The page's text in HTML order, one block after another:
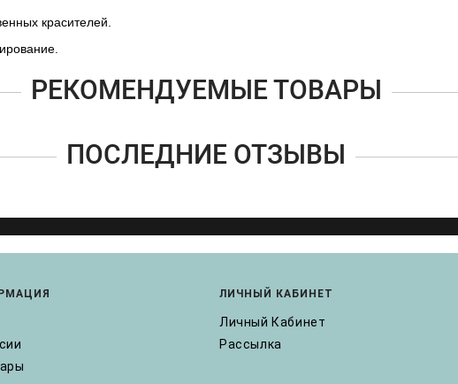
красителей.
РЕКОМЕНДУЕМЫЕ ТОВАРЫ
ПОСЛЕДНИЕ ОТЗЫВЫ
ЛИЧНЫЙ КАБИНЕТ
Личный Кабинет
Рассылка